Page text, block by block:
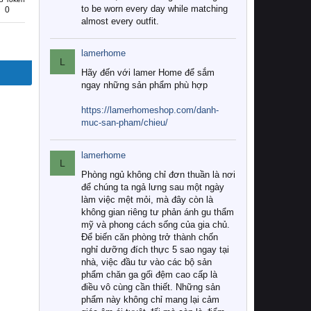
0
to be worn every day while matching
almost every outfit.
L
lamerhome
Hãy đến với lamer Home để sắm
ngay những sản phẩm phù hợp
https://lamerhomeshop.com/danh-
muc-san-pham/chieu/
L
lamerhome
Phòng ngủ không chỉ đơn thuần là nơi
để chúng ta ngả lưng sau một ngày
làm việc mệt mỏi, mà đây còn là
không gian riêng tư phản ánh gu thẩm
mỹ và phong cách sống của gia chủ.
Để biến căn phòng trở thành chốn
nghỉ dưỡng đích thực 5 sao ngay tại
nhà, việc đầu tư vào các bộ sản
phẩm chăn ga gối đệm cao cấp là
điều vô cùng cần thiết. Những sản
phẩm này không chỉ mang lại cảm